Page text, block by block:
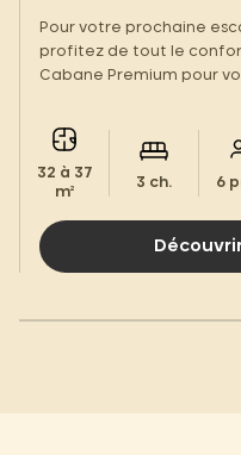
Pour votre prochaine
profitez de tout le
Cabane Premium pour
32 à 37
m²
3 ch. 6